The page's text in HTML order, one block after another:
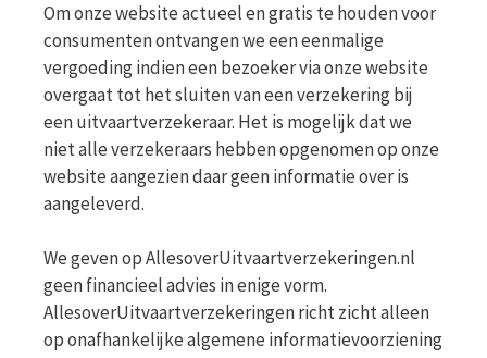
Om onze website actueel en gratis te houden voor
consumenten ontvangen we een eenmalige
vergoeding indien een bezoeker via onze website
overgaat tot het sluiten van een verzekering bij
een uitvaartverzekeraar. Het is mogelijk dat we
niet alle verzekeraars hebben opgenomen op onze
website aangezien daar geen informatie over is
aangeleverd.
We geven op AllesoverUitvaartverzekeringen.nl
geen financieel advies in enige vorm.
AllesoverUitvaartverzekeringen richt zicht alleen
op onafhankelijke algemene informatievoorziening